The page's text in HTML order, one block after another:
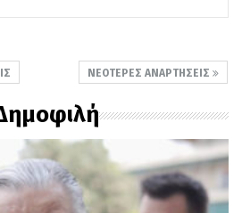
ΝΕΌΤΕΡΕΣ ΑΝΑΡΤΉΣΕΙΣ